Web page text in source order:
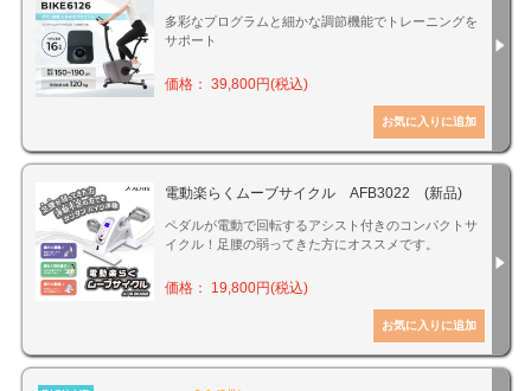
多彩なプログラムと細かな調節機能でトレーニングを
サポート
価格： 39,800円(税込)
電動楽らくムーブサイクル AFB3022 (新品)
ペダルが電動で回転するアシスト付きのコンパクトサ
イクル！足腰の弱ってきた方にオススメです。
価格： 19,800円(税込)